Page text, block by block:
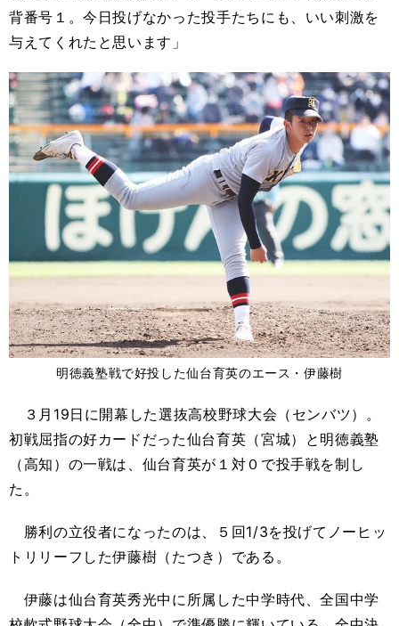
背番号１。今日投げなかった投手たちにも、いい刺激を
与えてくれたと思います」
明徳義塾戦で好投した仙台育英のエース・伊藤樹
３月19日に開幕した選抜高校野球大会（センバツ）。
初戦屈指の好カードだった仙台育英（宮城）と明徳義塾
（高知）の一戦は、仙台育英が１対０で投手戦を制し
た。
勝利の立役者になったのは、５回1/3を投げてノーヒッ
トリリーフした伊藤樹（たつき）である。
伊藤は仙台育英秀光中に所属した中学時代、全国中学